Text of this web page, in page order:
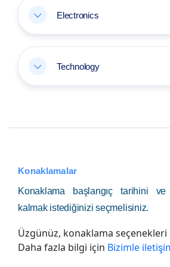
Electronics
Technology
Konaklamalar
Konaklama başlangıç tarihini
kalmak istediğinizi seçmelisiniz.
Üzgünüz, konaklama seçenekleri
Daha fazla bilgi için Bizimle